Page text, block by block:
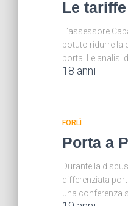
Le
L’assessore
potuto ridurre la
porta. Le analisi
18 anni
FORLÌ
Porta a
Durante la
differenziata
una conferenza